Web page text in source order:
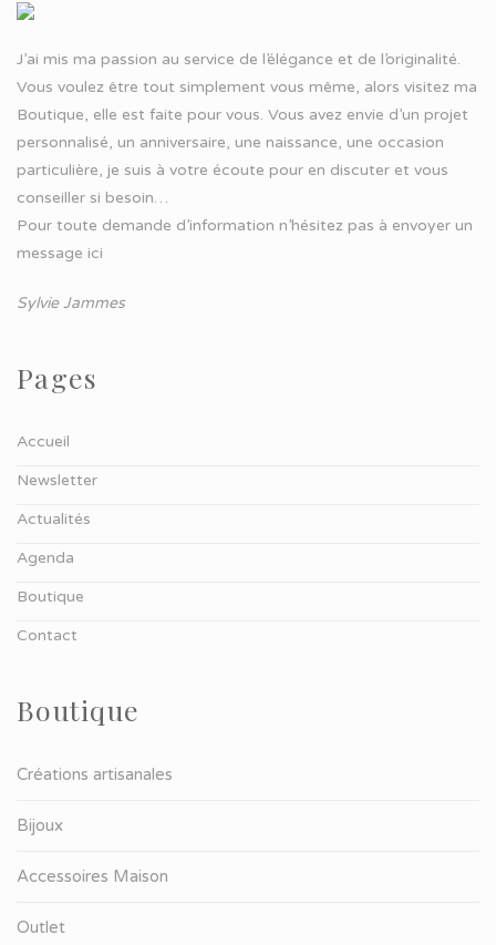
J’ai mis ma passion au service de l’élégance et de l’originalité.
Vous voulez être tout simplement vous même, alors visitez ma
Boutique, elle est faite pour vous. Vous avez envie d’un projet
personnalisé, un anniversaire, une naissance, une occasion
particulière, je suis à votre écoute pour en discuter et vous
conseiller si besoin…
Pour toute demande d’information n’hésitez pas à envoyer un
message ici
Sylvie Jammes
Pages
Accueil
Newsletter
Actualités
Agenda
Boutique
Contact
Boutique
Créations artisanales
Bijoux
Accessoires Maison
Outlet